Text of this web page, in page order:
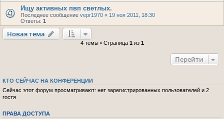
Ищу активных пвп светлых.
Последнее сообщение vepr1970 « 19 ноя 2011, 18:30
Ответы: 1
Новая тема
4 темы • Страница 1из 1
Перейти
КТО СЕЙЧАС НА КОНФЕРЕНЦИИ
Сейчас этот форум просматривают: нет зарегистрированных пользователей и 2
гостя
ПРАВА ДОСТУПА